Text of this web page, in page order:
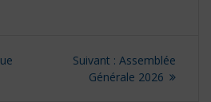
Suivant : Assemblée
Générale 2026